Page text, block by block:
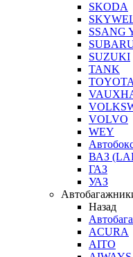
SKODA
SSANG
SUZUKI
TANK
TOYOTA
VOLVO
WEY
ВАЗ
ГАЗ
УАЗ
Назад
ACURA
AITO